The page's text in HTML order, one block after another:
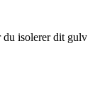
du isolerer dit gulv